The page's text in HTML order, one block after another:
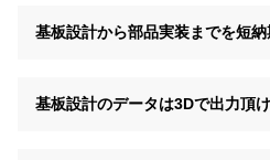
基板設計から部品実装までを短
基板設計のデータは3Dで出力頂